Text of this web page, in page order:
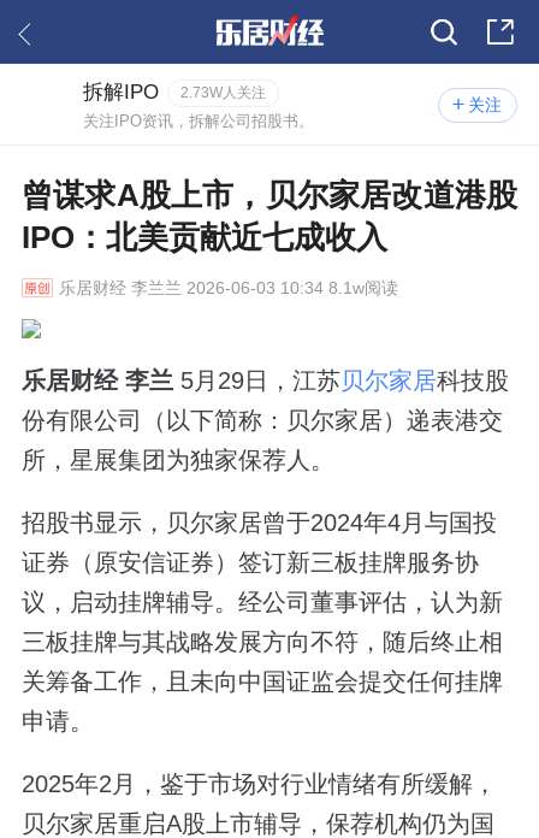
关注
拆解IPO 2.73W人关注
关注IPO资讯，拆解公司招股书。
曾谋求A股上市，贝尔家居改道港股
IPO：北美贡献近七成收入
乐居财经李兰兰 2026-06-03 10:34 8.1w阅读
乐居财经 李兰 5月29日，江苏贝尔家居科技股
份有限公司（以下简称：贝尔家居）递表港交
所，星展集团为独家保荐人。
招股书显示，贝尔家居曾于2024年4月与国投
证券（原安信证券）签订新三板挂牌服务协
议，启动挂牌辅导。经公司董事评估，认为新
三板挂牌与其战略发展方向不符，随后终止相
关筹备工作，且未向中国证监会提交任何挂牌
申请。
2025年2月，鉴于市场对行业情绪有所缓解，
贝尔家居重启A股上市辅导，保荐机构仍为国